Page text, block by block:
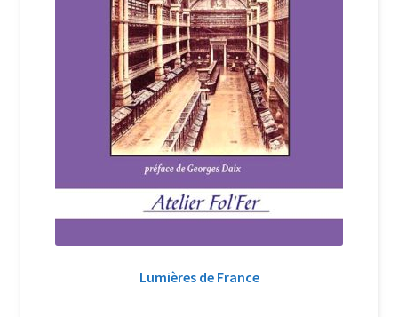
Politique de confidentialité et cookies
Qui sommes-nous ?
Soutien à Philippe Randa
Suivi de la Commande
Lumières de France